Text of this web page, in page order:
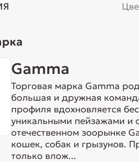
Gamma
Торговая марка Gamma
большая и дружная
профиля вдохновляется
уникальными пейзажами и
отечественном зоорынке
кошек, собак и грызунов.
только влож...